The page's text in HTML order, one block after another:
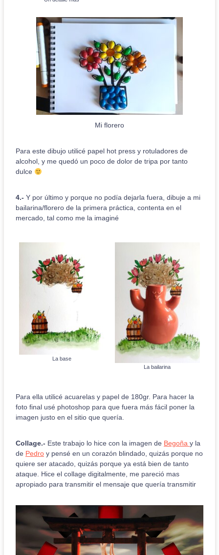
Mi florero
Para este dibujo utilicé papel hot press y rotuladores de
alcohol, y me quedó un poco de dolor de tripa por tanto
dulce
4.- Y por último y porque no podía dejarla fuera, dibuje a mi
bailarina/florero de la primera práctica, contenta en el
mercado, tal como me la imaginé
La base
La bailarina
Para ella utilicé acuarelas y papel de 180gr. Para hacer la
foto final usé photoshop para que fuera más fácil poner la
imagen justo en el sitio que quería.
Collage.- Este trabajo lo hice con la imagen de Begoña y la
de Pedro y pensé en un corazón blindado, quizás porque no
quiere ser atacado, quizás porque ya está bien de tanto
ataque. Hice el collage digitalmente, me pareció mas
apropiado para transmitir el mensaje que quería transmitir